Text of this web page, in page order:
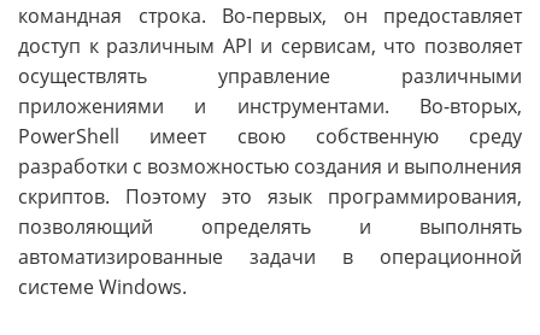
командная строка. Во-первых, он предоставляет
доступ к различным API и сервисам, что позволяет
осуществлять управление различными
приложениями и инструментами. Во-вторых,
PowerShell имеет свою собственную среду
разработки с возможностью создания и выполнения
скриптов. Поэтому это язык программирования,
позволяющий определять и выполнять
автоматизированные задачи в операционной
системе Windows.